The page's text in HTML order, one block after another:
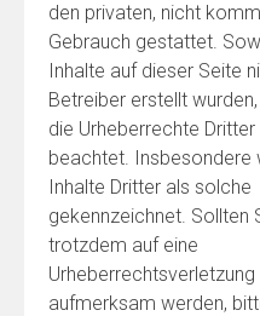
den privaten, nicht
Gebrauch gestattet.
Inhalte auf dieser Seite
Betreiber erstellt
die Urheberrechte Dritter
beachtet. Insbesondere
Inhalte Dritter als solche
gekennzeichnet. Sollten
trotzdem auf eine
Urheberrechtsverletzung
aufmerksam werden,